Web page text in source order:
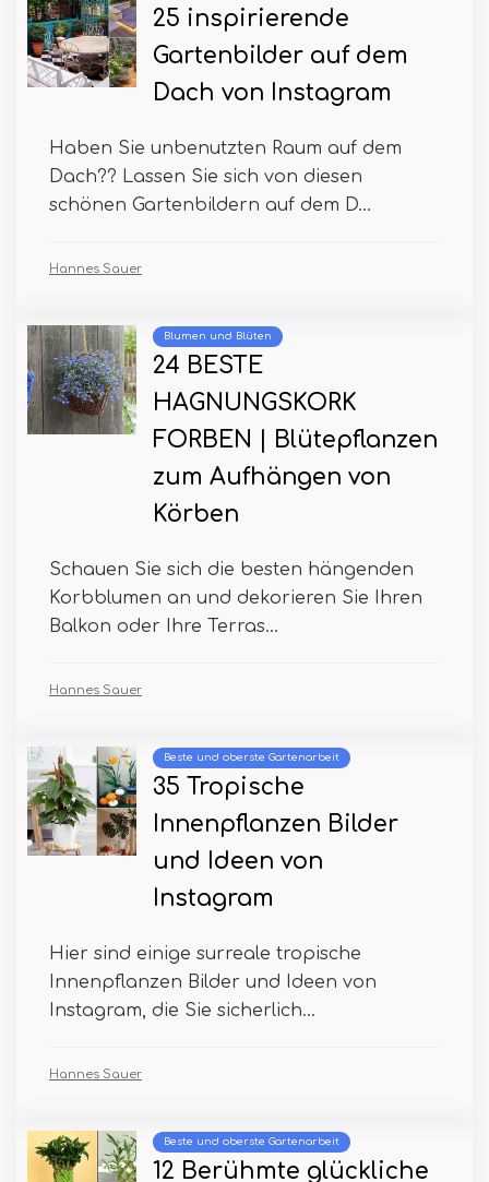
25 inspirierende
Gartenbilder auf dem
Dach von Instagram
Haben Sie unbenutzten Raum auf dem
Dach?? Lassen Sie sich von diesen
schönen Gartenbildern auf dem D...
Hannes Sauer
Blumen und Blüten
24 BESTE
HAGNUNGSKORK
FORBEN | Blütepflanzen
zum Aufhängen von
Körben
Schauen Sie sich die besten hängenden
Korbblumen an und dekorieren Sie Ihren
Balkon oder Ihre Terras...
Hannes Sauer
Beste und oberste Gartenarbeit
35 Tropische
Innenpflanzen Bilder
und Ideen von
Instagram
Hier sind einige surreale tropische
Innenpflanzen Bilder und Ideen von
Instagram, die Sie sicherlich...
Hannes Sauer
Beste und oberste Gartenarbeit
12 Berühmte glückliche